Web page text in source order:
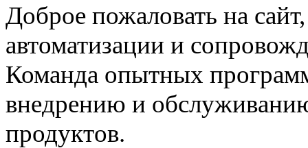
Доброе пожаловать на
автоматизации и
Команда опытных
внедрению и
продуктов.